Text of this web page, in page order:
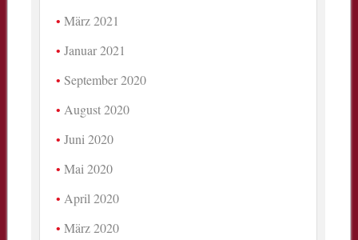
März 2021
Januar 2021
September 2020
August 2020
Juni 2020
Mai 2020
April 2020
März 2020